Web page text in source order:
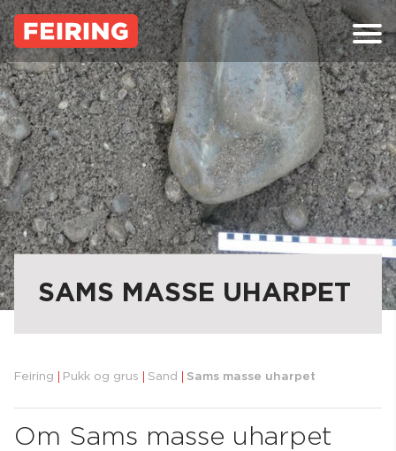
Skip
to
content
SAMS MASSE UHARPET
Feiring Pukk og grus Sand Sams masse uharpet
Om Sams masse uharpet